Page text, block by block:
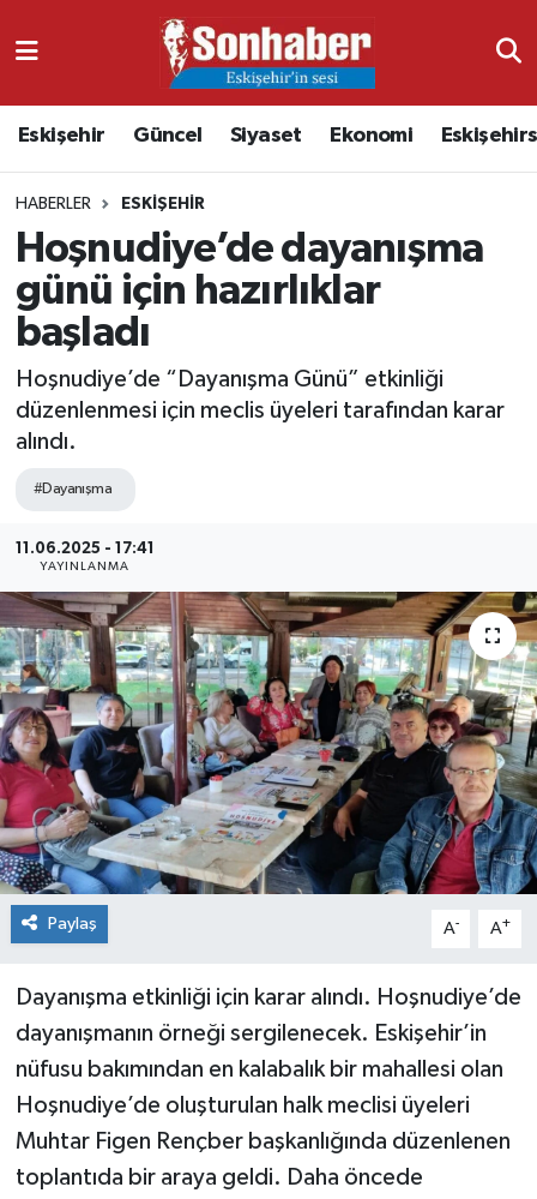
Eskişehir Güncel Siyaset Ekonomi
HABERLER ESKIŞEHIR
Hoşnudiye’de dayanışma
günü için hazırlıklar
başladı
Hoşnudiye’de “Dayanışma Günü” etkinliği
düzenlenmesi için meclis üyeleri tarafından karar
alındı.
#Dayanışma
11.06.2025 - 17:41
YAYINLANMA
Paylaş A- A+
Dayanışma etkinliği için karar alındı. Hoşnudiye’de
dayanışmanın örneği sergilenecek. Eskişehir’in
nüfusu bakımından en kalabalık bir mahallesi olan
Hoşnudiye’de oluşturulan halk meclisi üyeleri
Muhtar Figen Rençber başkanlığında düzenlenen
toplantıda bir araya geldi. Daha öncede
Ekonomi
Güncel
Kültür & Sanat
Magazin
Spor
Nöbetçi Eczaneler
Namaz Vakitleri
Trafik Durumu
Süper Lig Puan Durumu ve Fikstür
Tüm Manşetler